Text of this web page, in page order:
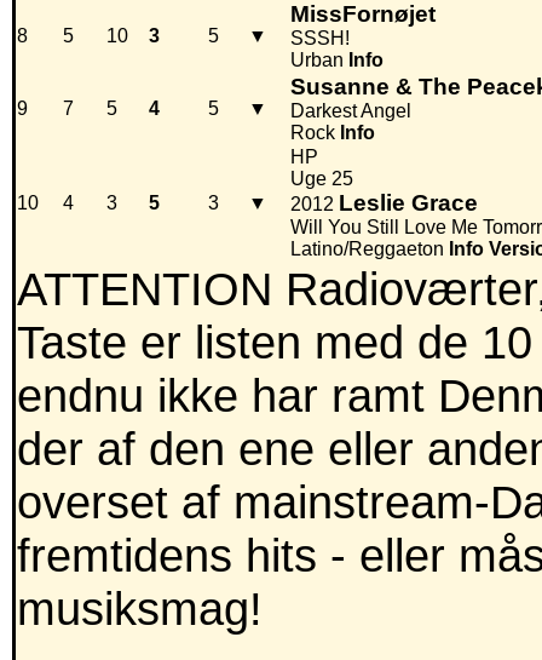
8 5 10 3 5 ▼
MissFornøjet
SSSH!
Urban Info
9 7 5 4 5 ▼
Susanne & The
Darkest Angel
Rock Info
10 4 3 5 3 ▼
HP
Uge 25
2012 Leslie Grace
Will You Still Love Me
Latino/Reggaeton Info
ATTENTION
Taste er listen med de
endnu ikke har ramt
der af den ene eller
overset af mainstream-
fremtidens hits - eller
musiksmag!